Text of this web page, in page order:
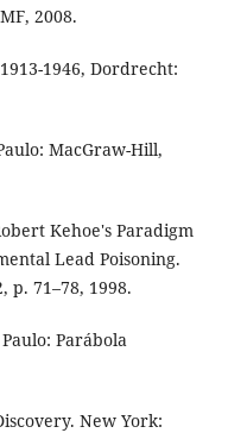
2008.
1946, Dordrecht:
MacGraw-Hill,
Kehoe's Paradigm
Lead Poisoning.
p. 71–78, 1998.
Parábola
New York: